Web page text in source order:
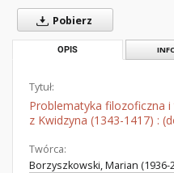
Pobierz
OPIS
Tytuł:
Problematyka filozoficzna
z Kwidzyna (1343-1417) :
Twórca:
Borzyszkowski, Marian (1936-